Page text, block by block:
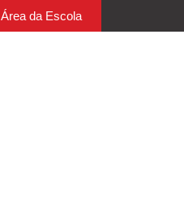
Área da Escola